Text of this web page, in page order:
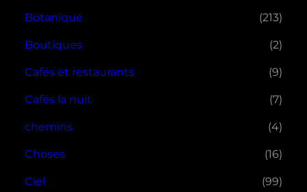
Botanique (213)
Boutiques (2)
Cafés et restaurants (9)
Cafés la nuit (7)
chemins (4)
Choses (16)
Ciel (99)